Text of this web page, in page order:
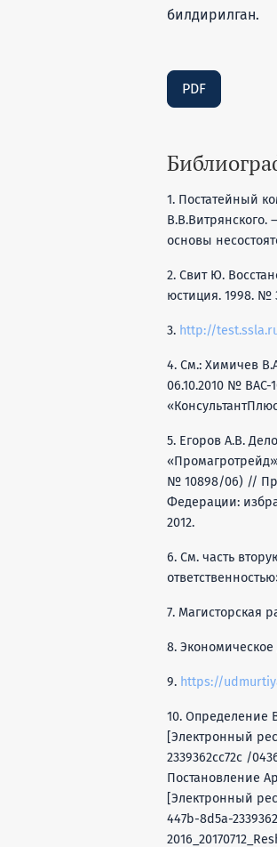
билдирилган.
PDF
1. Постатейный
В.В.Витрянского.
основы
2. Свит Ю.
юстиция. 1998. №
3. http://
4. См.: Химичев
06.10.2010 №
5. Егоров А.В.
№ 10898/06) //
Федерации:
2012.
6. См. часть
7. Магисторская
8.
9. https://
10. Определение
[Электронный
2339362cc72c /
Постановление
[Электронный
447b-8d5a-